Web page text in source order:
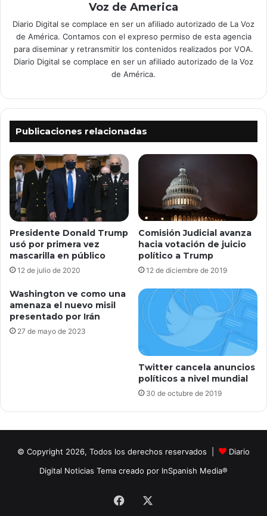
Voz de America
Diario Digital se complace en ser un afiliado autorizado de La Voz
de América. Contamos con el expreso permiso de esta agencia
para diseminar y retransmitir los contenidos realizados por VOA.
Diario Digital se complace en ser un afiliado autorizado de la Voz
de América.
Publicaciones relacionadas
Presidente Donald Trump
usó por primera vez
mascarilla en público
12 de julio de 2020
Comisión Judicial avanza
hacia votación de juicio
político a Trump
12 de diciembre de 2019
Washington ve como una
amenaza el nuevo misil
presentado por Irán
27 de mayo de 2023
Twitter cancela anuncios
políticos a nivel mundial
30 de octubre de 2019
© Copyright 2026, Todos los derechos reservados |
Diario
Digital Noticias Tema creado por InSpanish Media®
Facebook